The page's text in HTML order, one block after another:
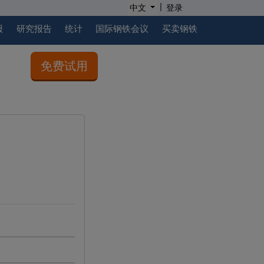
中文 | 登录
研究报告 统计 国际钢铁会议 买卖钢铁
免费试用